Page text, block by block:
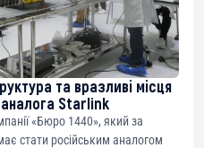
та вразливі місця
Starlink
«Бюро 1440», який за
стати російським аналогом